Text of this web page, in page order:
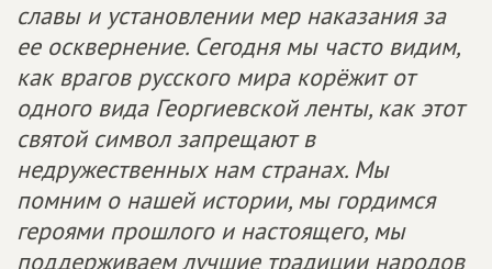
славы и установлении мер наказания за
ее осквернение. Сегодня мы часто видим,
как врагов русского мира корёжит от
одного вида Георгиевской ленты, как этот
святой символ запрещают в
недружественных нам странах. Мы
помним о нашей истории, мы гордимся
героями прошлого и настоящего, мы
поддерживаем лучшие традиции народов